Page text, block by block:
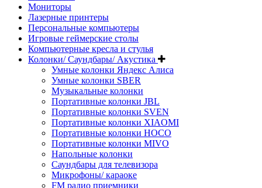
Мониторы
Лазерные принтеры
Персональные компьютеры
Игровые геймерские столы
Компьютерные кресла и стулья
Колонки/ Саундбары/ Акустика
Умные колонки Яндекс Алиса
Умные колонки SBER
Музыкальные колонки
Портативные колонки JBL
Портативные колонки SVEN
Портативные колонки XIAOMI
Портативные колонки HOCO
Портативные колонки MIVO
Напольные колонки
Саундбары для телевизора
Микрофоны/ караоке
FM радио приемники